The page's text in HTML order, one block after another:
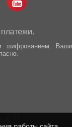
шифрованием. Ваши